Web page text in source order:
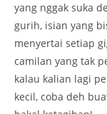
yang nggak suka
gurih, isian yang
menyertai setiap
camilan yang tak
kalau kalian lagi
kecil, coba deh